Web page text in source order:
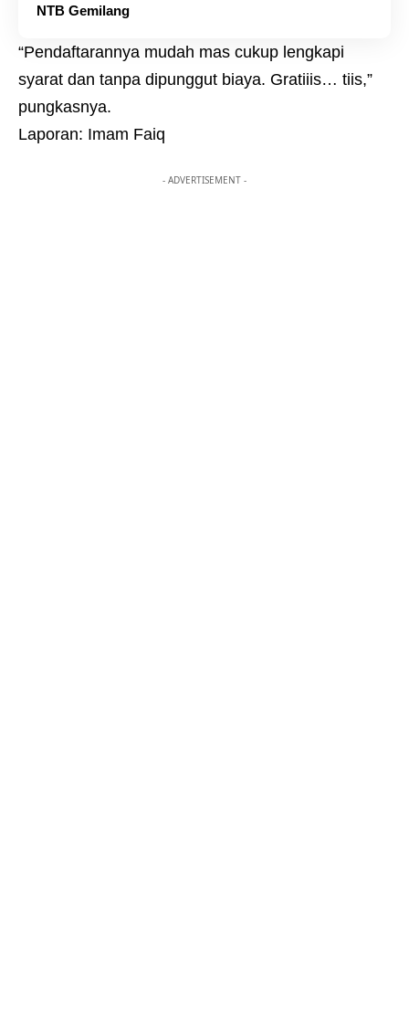
NTB Gemilang
“Pendaftarannya mudah mas cukup lengkapi
syarat dan tanpa dipunggut biaya. Gratiiis… tiis,”
pungkasnya.
Laporan: Imam Faiq
- ADVERTISEMENT -